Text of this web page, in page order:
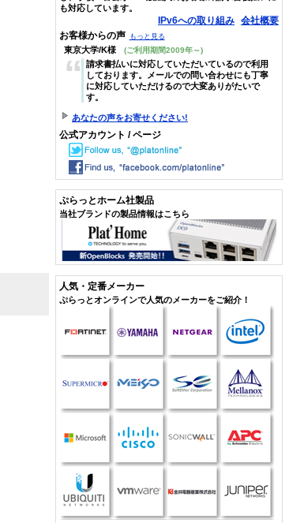
も対応しています。
IPv6への取り組み 会社概要
お客様からの声 もっと見る
東京大学/K様 (ご利用期間2009年～)
“
請求書払いに対応していただいているので利用
しております。メールでの問い合わせにも丁寧
に対応していただけるので大変ありがたいで
す。
あなたの声をお寄せください!
公式アカウント / ページ
ぷらっとホーム社製品
当社ブランドの製品情報はこちら
人気・定番メーカー
ぷらっとオンラインで人気のメーカーをご紹介！